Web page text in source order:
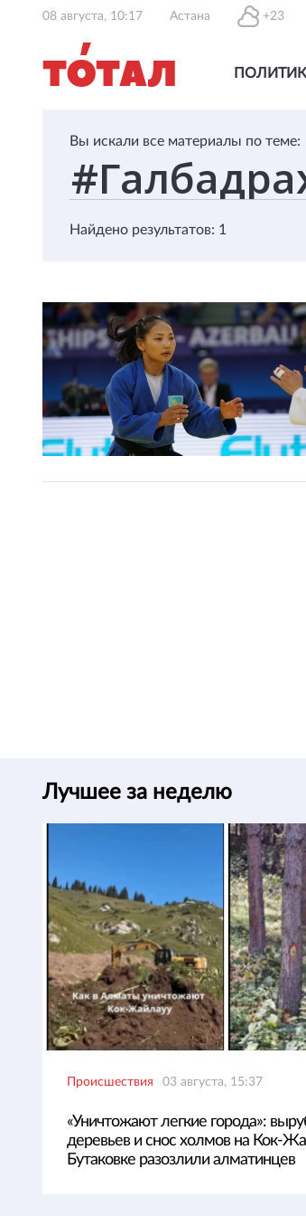
08 августа, 10:17 Астана +23
Вы искали все материалы по теме:
Найдено результатов: 1
Лучшее за неделю
Происшествия 03 августа, 15:37
«Уничтожают легкие города»:
деревьев и снос холмов на Кок-
Бутаковке разозлили алматинцев